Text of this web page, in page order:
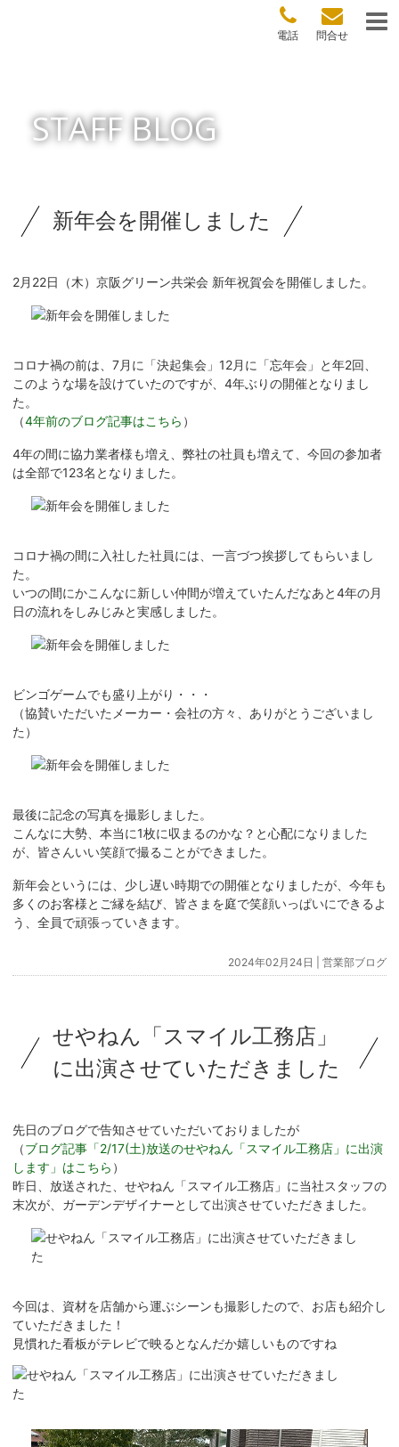
問合せ
電話
STAFF BLOG
新年会を開催しました
2月22日（木）京阪グリーン共栄会 新年祝賀会を開催しました。
コロナ禍の前は、7月に「決起集会」12月に「忘年会」と年2回、
このような場を設けていたのですが、4年ぶりの開催となりまし
た。
（4年前のブログ記事はこちら ）
4年の間に協力業者様も増え、弊社の社員も増えて、今回の参加者
は全部で123名となりました。
コロナ禍の間に入社した社員には、一言づつ挨拶してもらいまし
た。
いつの間にかこんなに新しい仲間が増えていたんだなあと4年の月
日の流れをしみじみと実感しました。
ビンゴゲームでも盛り上がり・・・
（協賛いただいたメーカー・会社の方々、ありがとうございまし
た）
最後に記念の写真を撮影しました。
こんなに大勢、本当に1枚に収まるのかな？と心配になりました
が、皆さんいい笑顔で撮ることができました。
新年会というには、少し遅い時期での開催となりましたが、今年も
多くのお客様とご縁を結び、皆さまを庭で笑顔いっぱいにできるよ
う、全員で頑張っていきます。
2024年02月24日 | 営業部ブログ
せやねん「スマイル工務店」
に出演させていただきました
先日のブログで告知させていただいておりましたが
（ブログ記事「2/17(土)放送のせやねん「スマイル工務店」に出演
します」はこちら ）
昨日、放送された、せやねん「スマイル工務店」に当社スタッフの
末次が、ガーデンデザイナーとして出演させていただきました。
今回は、資材を店舗から運ぶシーンも撮影したので、お店も紹介し
ていただきました！
見慣れた看板がテレビで映るとなんだか嬉しいものですね